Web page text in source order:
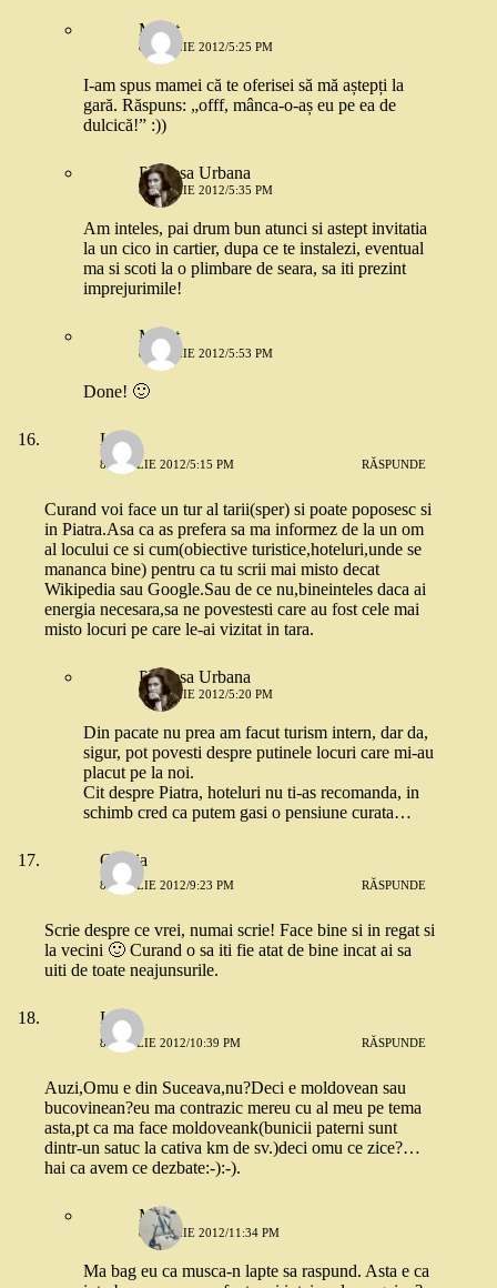
Merat
8 APRILIE 2012/5:25 PM
I-am spus mamei că te oferisei să mă aștepți la
gară. Răspuns: „offf, mânca-o-aș eu pe ea de
dulcică!” :))
Printesa Urbana
8 APRILIE 2012/5:35 PM
Am inteles, pai drum bun atunci si astept invitatia
la un cico in cartier, dupa ce te instalezi, eventual
ma si scoti la o plimbare de seara, sa iti prezint
imprejurimile!
Merat
8 APRILIE 2012/5:53 PM
Done! 🙂
Luiza
8 APRILIE 2012/5:15 PM RĂSPUNDE
Curand voi face un tur al tarii(sper) si poate poposesc si
in Piatra.Asa ca as prefera sa ma informez de la un om
al locului ce si cum(obiective turistice,hoteluri,unde se
mananca bine) pentru ca tu scrii mai misto decat
Wikipedia sau Google.Sau de ce nu,bineinteles daca ai
energia necesara,sa ne povestesti care au fost cele mai
misto locuri pe care le-ai vizitat in tara.
Printesa Urbana
8 APRILIE 2012/5:20 PM
Din pacate nu prea am facut turism intern, dar da,
sigur, pot povesti despre putinele locuri care mi-au
placut pe la noi.
Cit despre Piatra, hoteluri nu ti-as recomanda, in
schimb cred ca putem gasi o pensiune curata…
Omnia
8 APRILIE 2012/9:23 PM RĂSPUNDE
Scrie despre ce vrei, numai scrie! Face bine si in regat si
la vecini 🙂 Curand o sa iti fie atat de bine incat ai sa
uiti de toate neajunsurile.
Luiza
8 APRILIE 2012/10:39 PM RĂSPUNDE
Auzi,Omu e din Suceava,nu?Deci e moldovean sau
bucovinean?eu ma contrazic mereu cu al meu pe tema
asta,pt ca ma face moldoveank(bunicii paterni sunt
dintr-un satuc la cativa km de sv.)deci omu ce zice?…
hai ca avem ce dezbate:-):-).
Me
8 APRILIE 2012/11:34 PM
Ma bag eu ca musca-n lapte sa raspund. Asta e ca